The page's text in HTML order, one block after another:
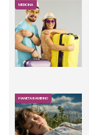
MEDICINA
PIANETA BAMBINO